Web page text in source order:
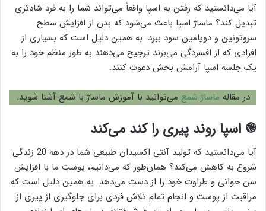
آیا می‌دانستید که رفتن به اسپا واقعاً می‌تواند شما را به فرد شادتری
تبدیل کند؟ ماساژ اسپا باعث می‌شود که بدن از افزایش سطح
سروتونین و دوپامین سود ببرد. به همین دلیل است که بسیاری از
افرادی که از افسردگی می‌برند ترجیح می‌دهند به طور منظم خود را به
یک جلسه اسپا آرامش بخش دعوت کنند.
در مقاله ماساژ شمع می‌توانید با آموزش ماساژ با شمع آشنا شوید.
֎ اسپا روند پیری را کند می‌کند
آیا می‌دانستید که تولید آنتی اکسیدان طبیعی شما در دهه 20 زندگی
شروع به کاهش می‌کند؟ همان‌طور که می‌دانیم، پوست ما با افزایش
سن جوانی و طراوت خود را از دست می‌دهد. به همین دلیل است که
مراقبت از پوست و انجام تمام تلاش فردی برای جلوگیری از پیری از